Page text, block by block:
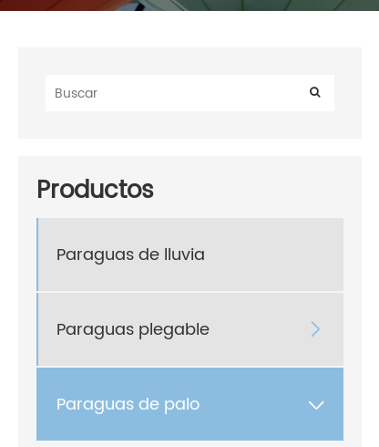
Productos
Paraguas de lluvia
Paraguas plegable 
Paraguas de palo 